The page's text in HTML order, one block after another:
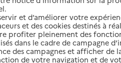
cette recherche aux favoris
et d’améliorer votre
et des cookies destinés à
profiter pleinement des
dans le cadre de campagne
des campagnes et afficher de
de votre navigation et de